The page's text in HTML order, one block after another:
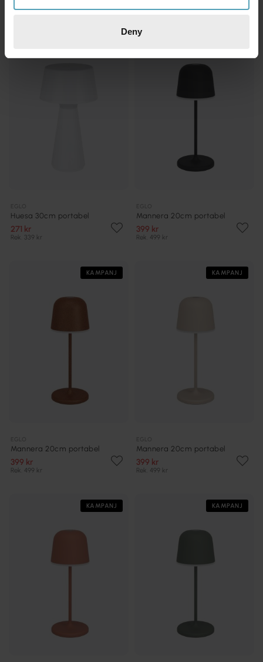
Deny
Huesa 30cm portabel
271 kr
Rek. 339 kr
Mannera 20cm portabel
399 kr
Rek. 499 kr
KAMPANJ
Mannera 20cm portabel
399 kr
Rek. 499 kr
KAMPANJ
Mannera 20cm portabel
399 kr
Rek. 499 kr
KAMPANJ KAMPANJ